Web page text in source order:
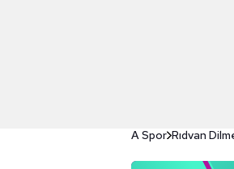
A Spor Rıdvan